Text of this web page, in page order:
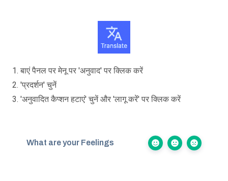
बाएं पैनल पर मेनू पर 'अनुवाद' पर क्लिक करें
'प्रदर्शन' चुनें
'अनुवादित कैप्शन हटाएं' चुनें और 'लागू करें' पर क्लिक करें
What are your Feelings